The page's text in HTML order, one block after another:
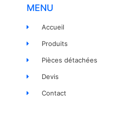
MENU
Accueil
Produits
Pièces détachées
Devis
Contact